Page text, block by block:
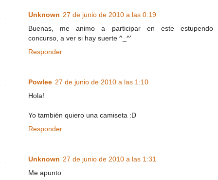
Unknown 27 de junio de 2010 a las 0:19
Buenas, me animo a participar en este estupendo
concurso, a ver si hay suerte ^_^'
Responder
Powlee 27 de junio de 2010 a las 1:10
Hola!
Yo también quiero una camiseta :D
Responder
Unknown 27 de junio de 2010 a las 1:31
Me apunto